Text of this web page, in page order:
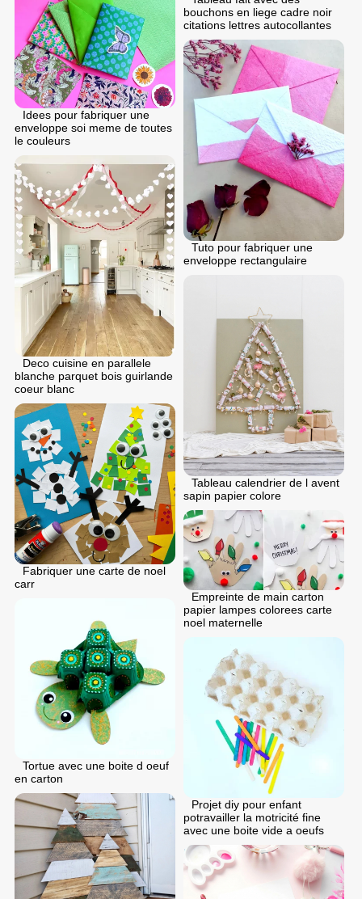
bouchons en liege cadre noir
citations lettres autocollantes
Idees pour fabriquer une
enveloppe soi meme de toutes
le couleurs
Tuto pour fabriquer une
enveloppe rectangulaire
Deco cuisine en parallele
blanche parquet bois guirlande
coeur blanc
Tableau calendrier de l avent
sapin papier colore
Fabriquer une carte de noel
carr
Empreinte de main carton
papier lampes colorees carte
noel maternelle
Tortue avec une boite d oeuf
en carton
Projet diy pour enfant
potravailler la motricité fine
avec une boite vide a oeufs